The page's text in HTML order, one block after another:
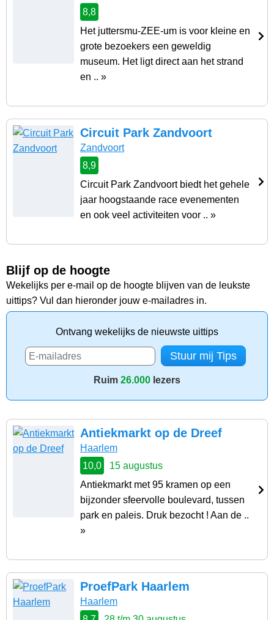
8,8
Het juttersmu-ZEE-um is voor kleine en
grote bezoekers een geweldig
museum. Het ligt direct aan het strand
en .. »
Circuit Park Zandvoort
Zandvoort
8,9
Circuit Park Zandvoort biedt het gehele
jaar hoogstaande race evenementen
en ook veel activiteiten voor .. »
Blijf op de hoogte
Wekelijks per e-mail op de hoogte blijven van de leukste
uittips? Vul dan hieronder jouw e-mailadres in.
Ontvang wekelijks de nieuwste uittips
Ruim 26.000 lezers
Antiekmarkt op de Dreef
Haarlem
10,0
15 augustus
Antiekmarkt met 95 kramen op een
bijzonder sfeervolle boulevard, tussen
park en paleis. Druk bezocht ! Aan de ..
»
ProefPark Haarlem
Haarlem